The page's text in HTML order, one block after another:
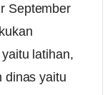
September
latihan,
dinas yaitu